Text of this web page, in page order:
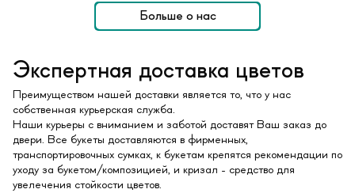
Больше о нас
Экспертная доставка цветов
Преимуществом нашей доставки является то, что у нас
собственная курьерская служба.
Наши курьеры с вниманием и заботой доставят Ваш заказ до
двери. Все букеты доставляются в фирменных,
транспортировочных сумках, к букетам крепятся рекомендации по
уходу за букетом/композицией, и кризал - средство для
увелечения стойкости цветов.